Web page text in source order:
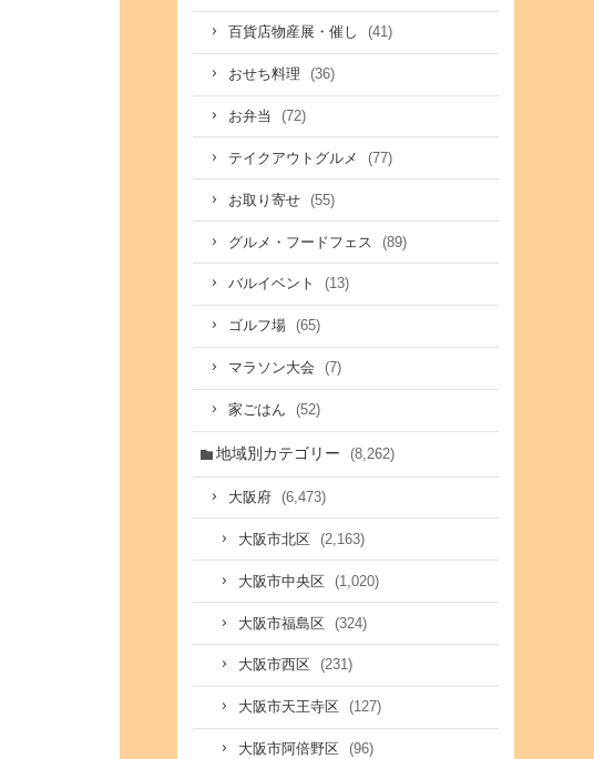
百貨店物産展・催し (41)
おせち料理 (36)
お弁当 (72)
テイクアウトグルメ (77)
お取り寄せ (55)
グルメ・フードフェス (89)
バルイベント (13)
ゴルフ場 (65)
マラソン大会 (7)
家ごはん (52)
地域別カテゴリー (8,262)
大阪府 (6,473)
大阪市北区 (2,163)
大阪市中央区 (1,020)
大阪市福島区 (324)
大阪市西区 (231)
大阪市天王寺区 (127)
大阪市阿倍野区 (96)